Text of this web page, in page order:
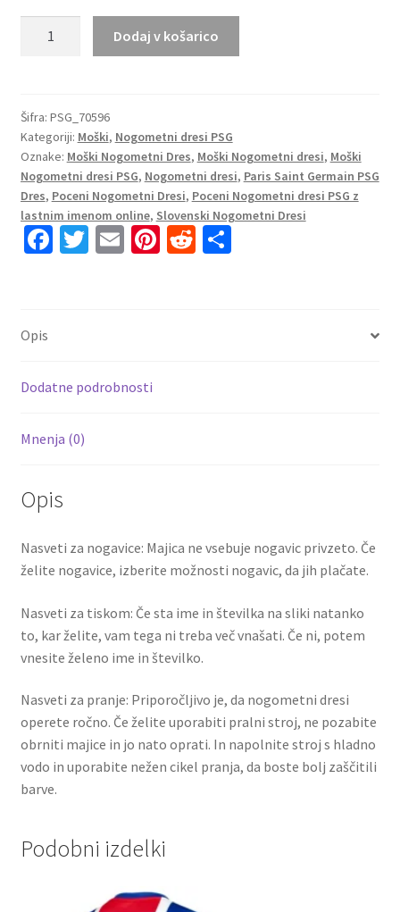
Saint-
Germain
PSG
Gostujoči
2023
Kratek
Rokav
NEYMAR
10
Dodaj v košarico
Šifra: PSG_70596
Kategoriji: Moški, Nogometni dresi PSG
Oznake: Moški Nogometni Dres, Moški Nogometni dresi, Moški
Nogometni dresi PSG, Nogometni dresi, Paris Saint Germain PSG
Dres, Poceni Nogometni Dresi, Poceni Nogometni dresi PSG z
lastnim imenom online, Slovenski Nogometni Dresi
Fa
k
T E Pi R S
Opis
Dodatne podrobnosti
Mnenja (0)
Opis
Nasveti za nogavice: Majica ne vsebuje nogavic privzeto. Če
želite nogavice, izberite možnosti nogavic, da jih plačate.
Nasveti za tiskom: Če sta ime in številka na sliki natanko
to, kar želite, vam tega ni treba več vnašati. Če ni, potem
vnesite želeno ime in številko.
Nasveti za pranje: Priporočljivo je, da nogometni dresi
operete ročno. Če želite uporabiti pralni stroj, ne pozabite
obrniti majice in jo nato oprati. In napolnite stroj s hladno
vodo in uporabite nežen cikel pranja, da boste bolj zaščitili
barve.
Podobni izdelki